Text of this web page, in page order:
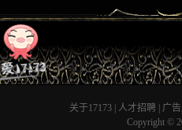
关于17173 人才招聘
广
Copyright ©